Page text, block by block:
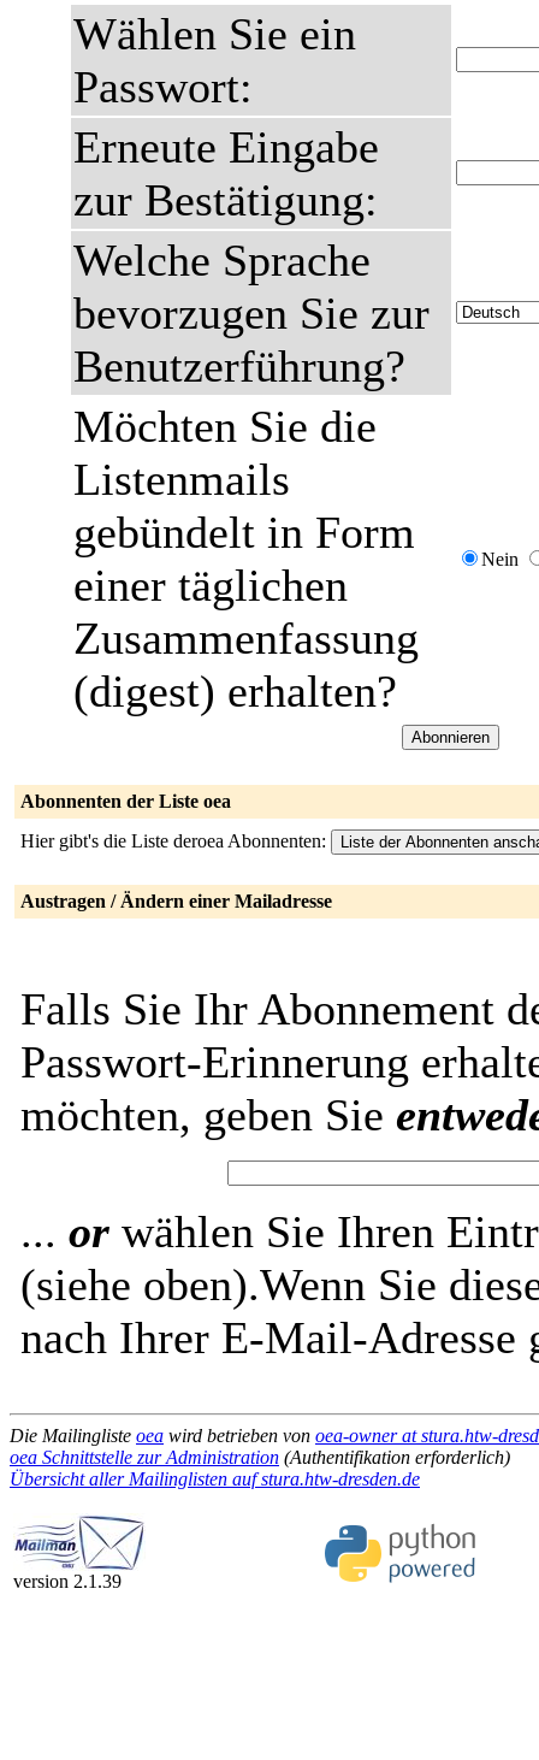
Wählen Sie ein
Passwort:
Erneute Eingabe
zur Bestätigung:
Welche Sprache
bevorzugen Sie zur
Benutzerführung?
Möchten Sie die
Listenmails
gebündelt in Form
einer täglichen
Zusammenfassung
(digest) erhalten?
Nein
Abonnenten der Liste oea
Hier gibt's die Liste deroea Abonnenten:
Austragen / Ändern einer Mailadresse
Falls Sie Ihr Abonnement
Passwort-Erinnerung
möchten, geben Sie
... or wählen Sie Ihren
(siehe oben).Wenn Sie
nach Ihrer E-Mail-Adresse
Die Mailingliste oea wird betrieben von oea-owner at stura.htw-
oea Schnittstelle zur Administration (Authentifikation erforderlich)
Übersicht aller Mailinglisten auf stura.htw-dresden.de
version 2.1.39